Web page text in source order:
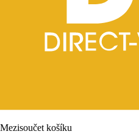
Mezisoučet košíku